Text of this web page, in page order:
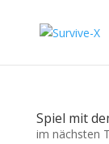
Spiel mit
im nächsten